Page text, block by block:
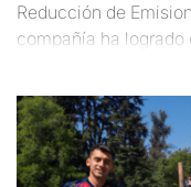
Reducción de
compañía ha logrado